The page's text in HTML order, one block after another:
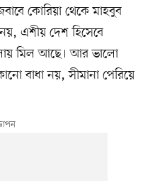
কোরিয়া থেকে মাহবুব
এশীয় দেশ হিসেবে
মিল আছে। আর ভালো
বাধা নয়, সীমানা পেরিয়ে